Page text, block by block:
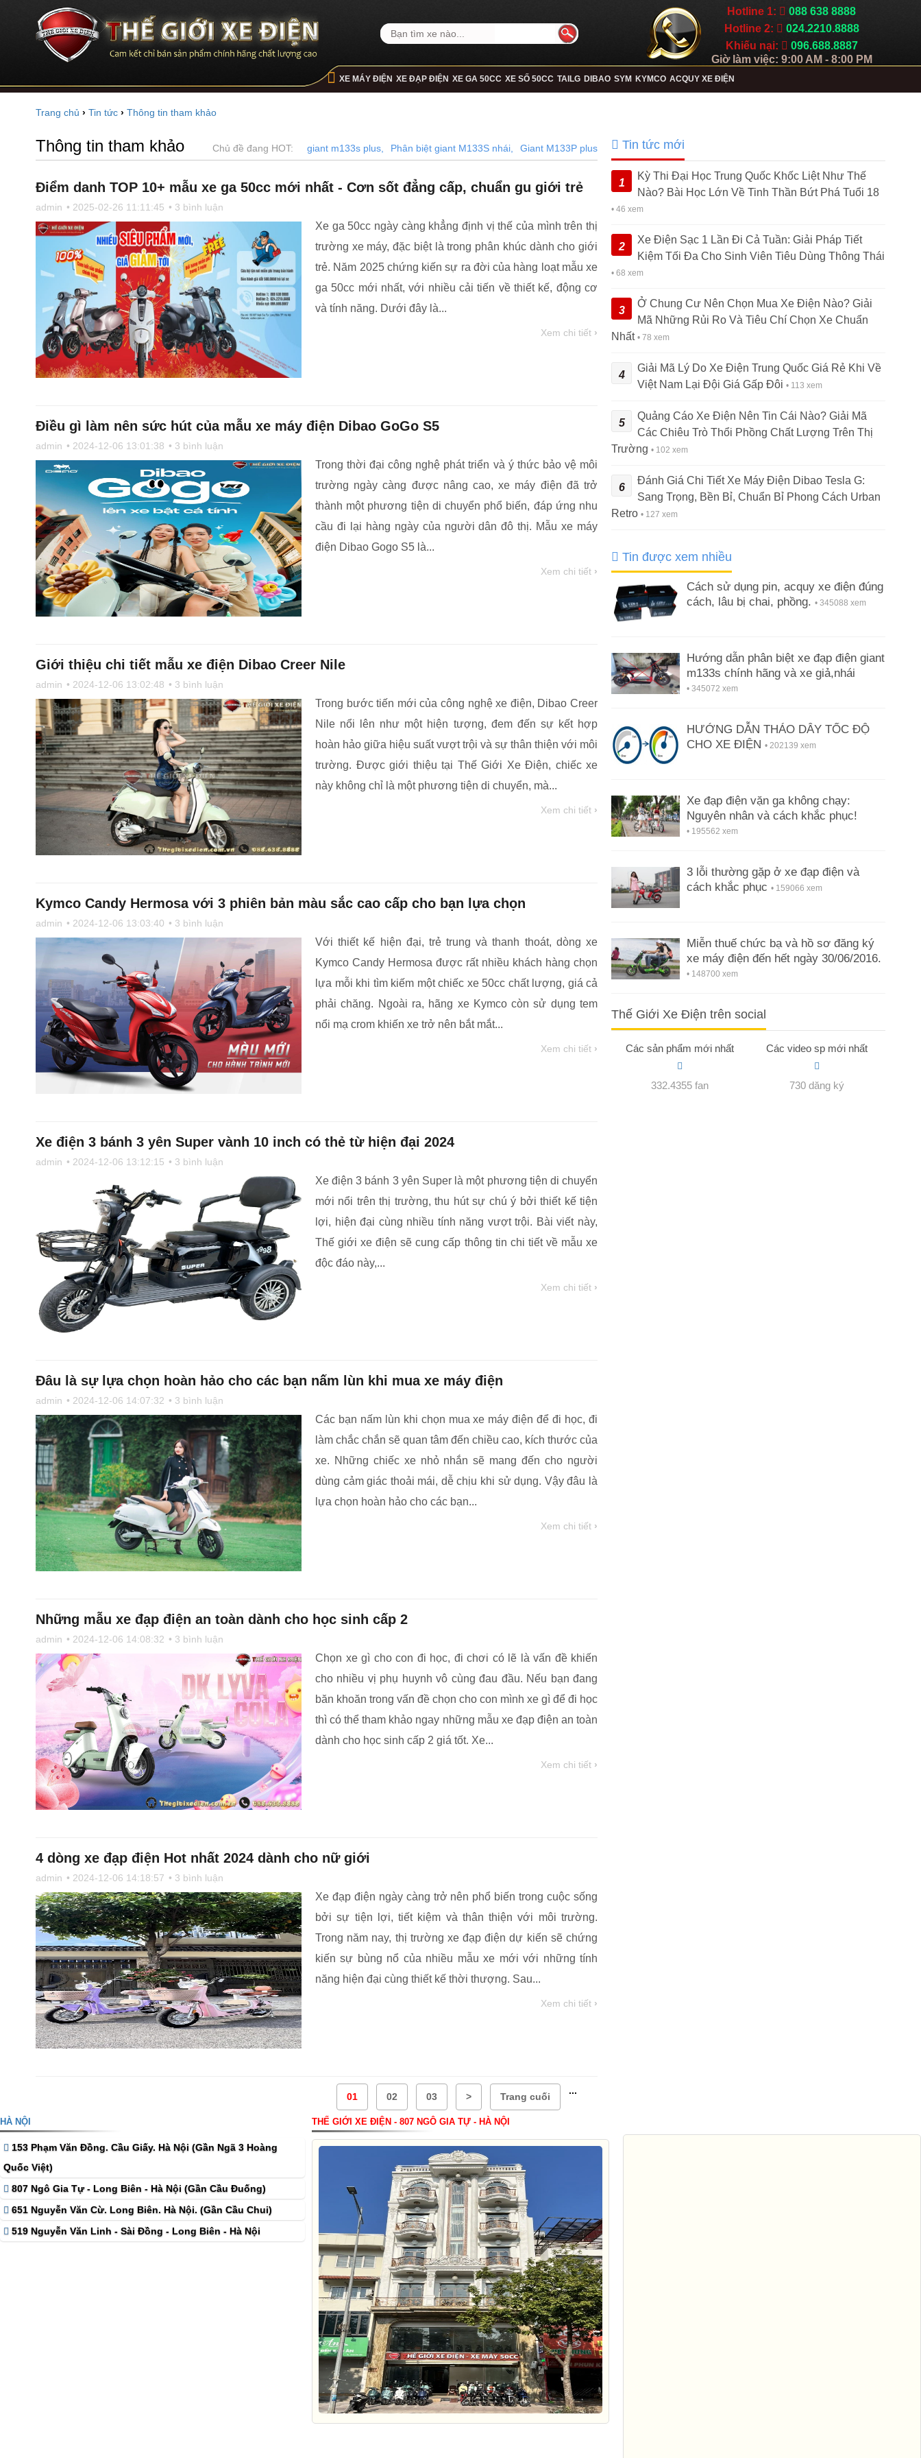
Hotline 1:
088 638 8888
Hotline 2:
024.2210.8888
Khiếu nại:
096.688.8887
Giờ làm việc: 9:00 AM - 8:00 PM
XE MÁY ĐIỆN XE ĐẠP ĐIỆN XE GA 50CC XE SỐ 50CC TAILG DIBAO SYM KYMCO ACQUY XE ĐIỆN
Trang chủ › Tin tức › Thông tin tham khảo
Thông tin tham khảo Chủ đề đang HOT: giant m133s plus, Phân biệt giant M133S nhái, Giant M133P plus
Điểm danh TOP 10+ mẫu xe ga 50cc mới nhất - Cơn sốt đẳng cấp, chuẩn gu giới trẻ
admin • 2025-02-26 11:11:45 • 3 bình luận
Xe ga 50cc ngày càng khẳng định vị thế của mình trên thị
trường xe máy, đặc biệt là trong phân khúc dành cho giới
trẻ. Năm 2025 chứng kiến sự ra đời của hàng loạt mẫu xe
ga 50cc mới nhất, với nhiều cải tiến về thiết kế, động cơ
và tính năng. Dưới đây là...
Xem chi tiết ›
Điều gì làm nên sức hút của mẫu xe máy điện Dibao GoGo S5
admin • 2024-12-06 13:01:38 • 3 bình luận
Trong thời đại công nghệ phát triển và ý thức bảo vệ môi
trường ngày càng được nâng cao, xe máy điện đã trở
thành một phương tiện di chuyển phổ biến, đáp ứng nhu
cầu đi lại hàng ngày của người dân đô thị. Mẫu xe máy
điện Dibao Gogo S5 là...
Xem chi tiết ›
Giới thiệu chi tiết mẫu xe điện Dibao Creer Nile
admin • 2024-12-06 13:02:48 • 3 bình luận
Trong bước tiến mới của công nghệ xe điện, Dibao Creer
Nile nổi lên như một hiện tượng, đem đến sự kết hợp
hoàn hảo giữa hiệu suất vượt trội và sự thân thiện với môi
trường. Được giới thiệu tại Thế Giới Xe Điện, chiếc xe
này không chỉ là một phương tiện di chuyển, mà...
Xem chi tiết ›
Kymco Candy Hermosa với 3 phiên bản màu sắc cao cấp cho bạn lựa chọn
admin • 2024-12-06 13:03:40 • 3 bình luận
Với thiết kế hiện đại, trẻ trung và thanh thoát, dòng xe
Kymco Candy Hermosa được rất nhiều khách hàng chọn
lựa mỗi khi tìm kiếm một chiếc xe 50cc chất lượng, giá cả
phải chăng. Ngoài ra, hãng xe Kymco còn sử dụng tem
nổi mạ crom khiến xe trở nên bắt mắt...
Xem chi tiết ›
Xe điện 3 bánh 3 yên Super vành 10 inch có thẻ từ hiện đại 2024
admin • 2024-12-06 13:12:15 • 3 bình luận
Xe điện 3 bánh 3 yên Super là một phương tiện di chuyển
mới nổi trên thị trường, thu hút sự chú ý bởi thiết kế tiện
lợi, hiện đại cùng nhiều tính năng vượt trội. Bài viết này,
Thế giới xe điện sẽ cung cấp thông tin chi tiết về mẫu xe
độc đáo này,...
Xem chi tiết ›
Đâu là sự lựa chọn hoàn hảo cho các bạn nấm lùn khi mua xe máy điện
admin • 2024-12-06 14:07:32 • 3 bình luận
Các bạn nấm lùn khi chọn mua xe máy điện để đi học, đi
làm chắc chắn sẽ quan tâm đến chiều cao, kích thước của
xe. Những chiếc xe nhỏ nhắn sẽ mang đến cho người
dùng cảm giác thoải mái, dễ chịu khi sử dụng. Vậy đâu là
lựa chọn hoàn hảo cho các bạn...
Xem chi tiết ›
Những mẫu xe đạp điện an toàn dành cho học sinh cấp 2
admin • 2024-12-06 14:08:32 • 3 bình luận
Chọn xe gì cho con đi học, đi chơi có lẽ là vấn đề khiến
cho nhiều vị phụ huynh vô cùng đau đầu. Nếu bạn đang
băn khoăn trong vấn đề chọn cho con mình xe gì để đi học
thì có thể tham khảo ngay những mẫu xe đạp điện an toàn
dành cho học sinh cấp 2 giá tốt. Xe...
Xem chi tiết ›
4 dòng xe đạp điện Hot nhất 2024 dành cho nữ giới
admin • 2024-12-06 14:18:57 • 3 bình luận
Xe đạp điện ngày càng trở nên phổ biến trong cuộc sống
bởi sự tiện lợi, tiết kiệm và thân thiện với môi trường.
Trong năm nay, thị trường xe đạp điện dự kiến sẽ chứng
kiến sự bùng nổ của nhiều mẫu xe mới với những tính
năng hiện đại cùng thiết kế thời thượng. Sau...
Xem chi tiết ›
01 02 03
...
> Trang cuối
Tin tức mới
1
Kỳ Thi Đại Học Trung Quốc Khốc Liệt Như Thế
Nào? Bài Học Lớn Về Tinh Thần Bứt Phá Tuổi 18
• 46 xem
2
Xe Điện Sạc 1 Lần Đi Cả Tuần: Giải Pháp Tiết
Kiệm Tối Đa Cho Sinh Viên Tiêu Dùng Thông Thái
• 68 xem
3
Ở Chung Cư Nên Chọn Mua Xe Điện Nào? Giải
Mã Những Rủi Ro Và Tiêu Chí Chọn Xe Chuẩn
Nhất • 78 xem
4
Giải Mã Lý Do Xe Điện Trung Quốc Giá Rẻ Khi Về
Việt Nam Lại Đội Giá Gấp Đôi • 113 xem
5
Quảng Cáo Xe Điện Nên Tin Cái Nào? Giải Mã
Các Chiêu Trò Thổi Phồng Chất Lượng Trên Thị
Trường • 102 xem
6
Đánh Giá Chi Tiết Xe Máy Điện Dibao Tesla G:
Sang Trọng, Bền Bỉ, Chuẩn Bỉ Phong Cách Urban
Retro • 127 xem
Tin được xem nhiều
Cách sử dụng pin, acquy xe điện đúng
cách, lâu bị chai, phồng. • 345088 xem
Hướng dẫn phân biệt xe đạp điện giant
m133s chính hãng và xe giả,nhái
• 345072 xem
HƯỚNG DẪN THÁO DÂY TỐC ĐỘ
CHO XE ĐIỆN • 202139 xem
Xe đạp điện vặn ga không chạy:
Nguyên nhân và cách khắc phục!
• 195562 xem
3 lỗi thường gặp ở xe đạp điện và
cách khắc phục • 159066 xem
Miễn thuế chức bạ và hồ sơ đăng ký
xe máy điện đến hết ngày 30/06/2016.
• 148700 xem
Thế Giới Xe Điện trên social
Các sản phẩm mới nhất
332.4355 fan
Các video sp mới nhất
730 dăng ký
HÀ NỘI
153 Phạm Văn Đồng. Cầu Giấy. Hà Nội (Gần Ngã 3 Hoàng
Quốc Việt)
807 Ngô Gia Tự - Long Biên - Hà Nội (Gần Cầu Đuống)
651 Nguyễn Văn Cừ. Long Biên. Hà Nội. (Gần Cầu Chui)
519 Nguyễn Văn Linh - Sài Đồng - Long Biên - Hà Nội
THẾ GIỚI XE ĐIỆN - 807 NGÔ GIA TỰ - HÀ NỘI